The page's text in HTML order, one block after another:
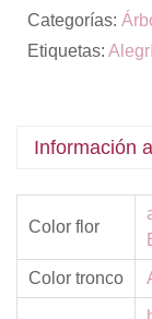
Categorías:
Etiquetas:
Información
Color flor
Color tronco